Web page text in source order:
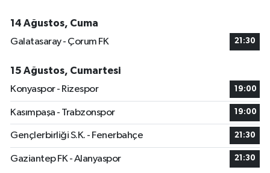
14 Ağustos, Cuma
Galatasaray - Çorum FK
21:30
15 Ağustos, Cumartesi
Konyaspor - Rizespor
19:00
Kasımpaşa - Trabzonspor 19:00
Gençlerbirliği S.K. - Fenerbahçe 21:30
Gaziantep FK - Alanyaspor 21:30